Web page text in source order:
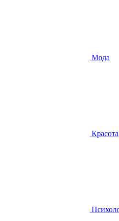
Мода
Красота